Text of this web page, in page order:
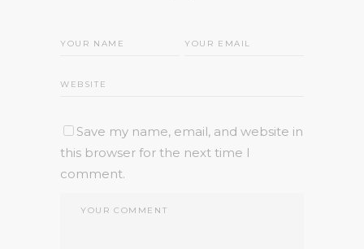
Save my name, email, and website in
this browser for the next time I
comment.